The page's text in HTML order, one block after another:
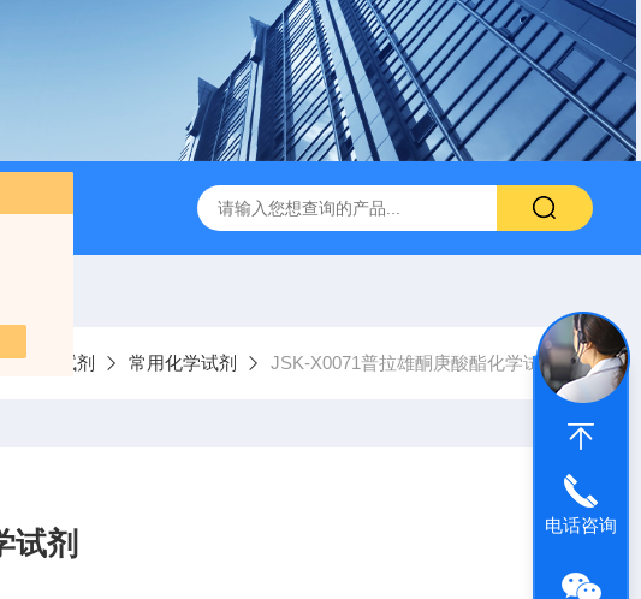
96t国产ELISA试剂盒,免费代测
化学试剂 常用化学试剂 JSK-X0071普拉雄酮庚酸酯化学试剂
试剂
电话咨询